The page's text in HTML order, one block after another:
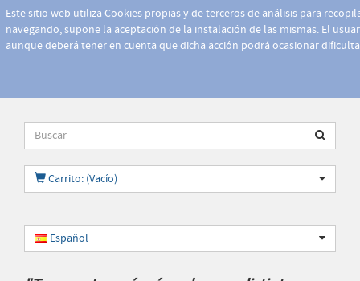
Este sitio web utiliza Cookies propias y de terceros de análisis para
navegando, supone la aceptación de la instalación de las mismas. El
aunque deberá tener en cuenta que dicha acción podrá ocasionar
Carrito: (Vacío)
Español